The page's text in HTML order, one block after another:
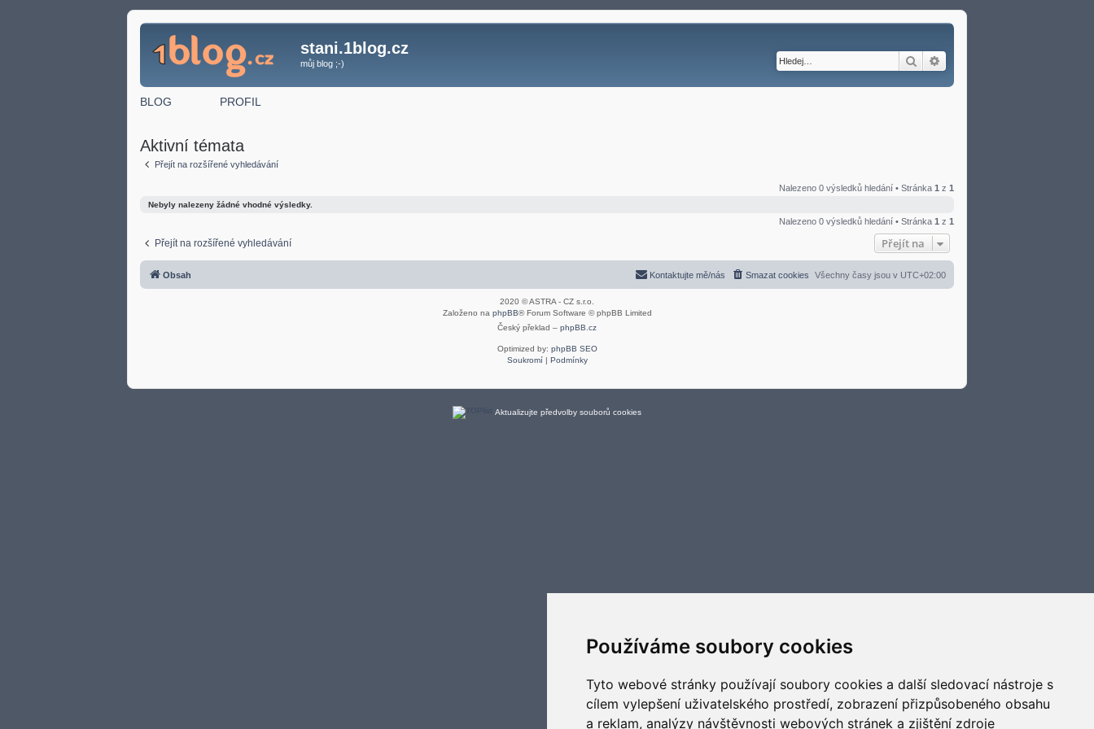
Používáme soubory cookies
Tyto webové stránky používají soubory cookies a další sledovací nástroje s
cílem vylepšení uživatelského prostředí, zobrazení přizpůsobeného obsahu
a reklam, analýzy návštěvnosti webových stránek a zjištění zdroje
stani.1blog.cz
můj blog ;-) Hledat
BLOG PROFIL
Aktivní témata
Přejít na rozšířené vyhledávání
Nalezeno 0 výsledků hledání • Stránka 1 z 1
Nebyly nalezeny žádné vhodné výsledky.
Nalezeno 0 výsledků hledání • Stránka 1 z 1
Přejít na rozšířené vyhledávání Přejít na
Obsah Všechny časy jsou v UTC+02:00
Smazat cookies
Kontaktujte mě/nás
2020 © ASTRA - CZ s.r.o.
Založeno na phpBB® Forum Software © phpBB Limited
Český překlad – phpBB.cz
Optimized by: phpBB SEO
Soukromí| Podmínky
Aktualizujte předvolby souborů cookies